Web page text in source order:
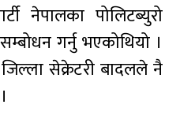
नेपालका पोलिटब्युरो
गर्नु भएकोथियो ।
सेक्रेटरी बादलले नै